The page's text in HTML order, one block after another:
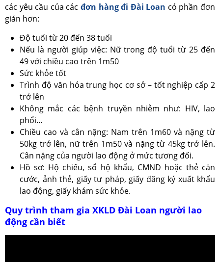
các yêu cầu của các đơn hàng đi Đài Loan có phần đơn
giản hơn:
Độ tuổi từ 20 đến 38 tuổi
Nếu là người giúp việc: Nữ trong độ tuổi từ 25 đến
49 với chiều cao trên 1m50
Sức khỏe tốt
Trình độ văn hóa trung học cơ sở – tốt nghiệp cấp 2
trở lên
Không mắc các bệnh truyền nhiễm như: HIV, lao
phổi…
Chiều cao và cân nặng: Nam trên 1m60 và nặng từ
50kg trở lên, nữ trên 1m50 và nặng từ 45kg trở lên.
Cân nặng của người lao động ở mức tương đối.
Hồ sơ: Hộ chiếu, sổ hộ khẩu, CMND hoặc thẻ căn
cước, ảnh thẻ, giấy tư pháp, giấy đăng ký xuất khẩu
lao động, giấy khám sức khỏe.
Quy trình tham gia XKLD Đài Loan người lao
động cần biết